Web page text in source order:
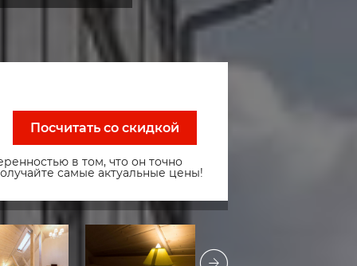
Посчитать со скидкой
в том, что он точно
самые актуальные цены!